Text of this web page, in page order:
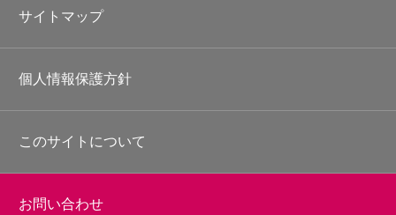
サイトマップ
個人情報保護方針
このサイトについて
お問い合わせ